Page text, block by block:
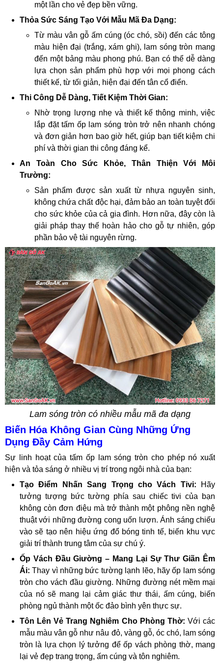
một lần cho vẻ đẹp bền vững.
Thỏa Sức Sáng Tạo Với Mẫu Mã Đa Dạng:
Từ màu vân gỗ ấm cúng (óc chó, sồi) đến các tông
màu hiện đại (trắng, xám ghi), lam sóng tròn mang
đến một bảng màu phong phú. Bạn có thể dễ dàng
lựa chọn sản phẩm phù hợp với mọi phong cách
thiết kế, từ tối giản, hiện đại đến tân cổ điển.
Thi Công Dễ Dàng, Tiết Kiệm Thời Gian:
Nhờ trọng lượng nhẹ và thiết kế thông minh, việc
lắp đặt tấm ốp lam sóng tròn trở nên nhanh chóng
và đơn giản hơn bao giờ hết, giúp bạn tiết kiệm chi
phí và thời gian thi công đáng kể.
An Toàn Cho Sức Khỏe, Thân Thiện Với Môi
Trường:
Sản phẩm được sản xuất từ nhựa nguyên sinh,
không chứa chất độc hại, đảm bảo an toàn tuyệt đối
cho sức khỏe của cả gia đình. Hơn nữa, đây còn là
giải pháp thay thế hoàn hảo cho gỗ tự nhiên, góp
phần bảo vệ tài nguyên rừng.
Lam sóng tròn có nhiều mẫu mã đa dạng
Biến Hóa Không Gian Cùng Những Ứng
Dụng Đầy Cảm Hứng
Sự linh hoạt của tấm ốp lam sóng tròn cho phép nó xuất
hiện và tỏa sáng ở nhiều vị trí trong ngôi nhà của bạn:
Tạo Điểm Nhấn Sang Trọng cho Vách Tivi:
Hãy
tưởng tượng bức tường phía sau chiếc tivi của bạn
không còn đơn điệu mà trở thành một phông nền nghệ
thuật với những đường cong uốn lượn. Ánh sáng chiếu
vào sẽ tạo nên hiệu ứng đổ bóng tinh tế, biến khu vực
giải trí thành trung tâm của sự chú ý.
Ốp Vách Đầu Giường – Mang Lại Sự Thư Giãn Êm
Ái: Thay vì những bức tường lạnh lẽo, hãy ốp lam sóng
tròn cho vách đầu giường. Những đường nét mềm mại
của nó sẽ mang lại cảm giác thư thái, ấm cúng, biến
phòng ngủ thành một ốc đảo bình yên thực sự.
Tôn Lên Vẻ Trang Nghiêm Cho Phòng Thờ: Với các
mẫu màu vân gỗ như nâu đỏ, vàng gỗ, óc chó, lam sóng
tròn là lựa chọn lý tưởng để ốp vách phòng thờ, mang
lại vẻ đẹp trang trọng, ấm cúng và tôn nghiêm.